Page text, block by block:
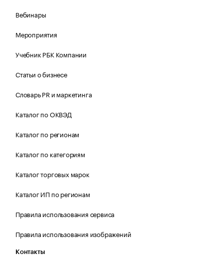
Вебинары
Мероприятия
Учебник РБК Компании
Статьи о бизнесе
Словарь PR и маркетинга
Каталог по ОКВЭД
Каталог по регионам
Каталог по категориям
Каталог торговых марок
Каталог ИП по регионам
Правила использования сервиса
Правила использования изображений
Контакты